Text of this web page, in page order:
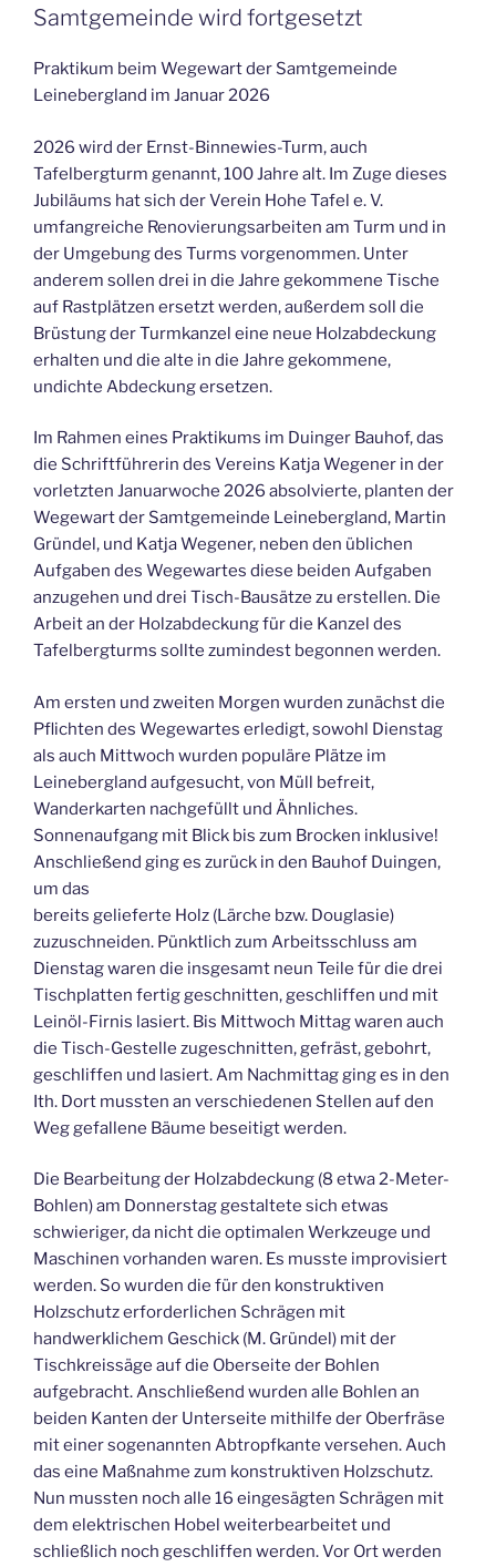
Samtgemeinde wird fortgesetzt
Praktikum beim Wegewart der Samtgemeinde
Leinebergland im Januar 2026
2026 wird der Ernst-Binnewies-Turm, auch
Tafelbergturm genannt, 100 Jahre alt. Im Zuge dieses
Jubiläums hat sich der Verein Hohe Tafel e. V.
umfangreiche Renovierungsarbeiten am Turm und in
der Umgebung des Turms vorgenommen. Unter
anderem sollen drei in die Jahre gekommene Tische
auf Rastplätzen ersetzt werden, außerdem soll die
Brüstung der Turmkanzel eine neue Holzabdeckung
erhalten und die alte in die Jahre gekommene,
undichte Abdeckung ersetzen.
Im Rahmen eines Praktikums im Duinger Bauhof, das
die Schriftführerin des Vereins Katja Wegener in der
vorletzten Januarwoche 2026 absolvierte, planten der
Wegewart der Samtgemeinde Leinebergland, Martin
Gründel, und Katja Wegener, neben den üblichen
Aufgaben des Wegewartes diese beiden Aufgaben
anzugehen und drei Tisch-Bausätze zu erstellen. Die
Arbeit an der Holzabdeckung für die Kanzel des
Tafelbergturms sollte zumindest begonnen werden.
Am ersten und zweiten Morgen wurden zunächst die
Pflichten des Wegewartes erledigt, sowohl Dienstag
als auch Mittwoch wurden populäre Plätze im
Leinebergland aufgesucht, von Müll befreit,
Wanderkarten nachgefüllt und Ähnliches.
Sonnenaufgang mit Blick bis zum Brocken inklusive!
Anschließend ging es zurück in den Bauhof Duingen,
um das
bereits gelieferte Holz (Lärche bzw. Douglasie)
zuzuschneiden. Pünktlich zum Arbeitsschluss am
Dienstag waren die insgesamt neun Teile für die drei
Tischplatten fertig geschnitten, geschliffen und mit
Leinöl-Firnis lasiert. Bis Mittwoch Mittag waren auch
die Tisch-Gestelle zugeschnitten, gefräst, gebohrt,
geschliffen und lasiert. Am Nachmittag ging es in den
Ith. Dort mussten an verschiedenen Stellen auf den
Weg gefallene Bäume beseitigt werden.
Die Bearbeitung der Holzabdeckung (8 etwa 2-Meter-
Bohlen) am Donnerstag gestaltete sich etwas
schwieriger, da nicht die optimalen Werkzeuge und
Maschinen vorhanden waren. Es musste improvisiert
werden. So wurden die für den konstruktiven
Holzschutz erforderlichen Schrägen mit
handwerklichem Geschick (M. Gründel) mit der
Tischkreissäge auf die Oberseite der Bohlen
aufgebracht. Anschließend wurden alle Bohlen an
beiden Kanten der Unterseite mithilfe der Oberfräse
mit einer sogenannten Abtropfkante versehen. Auch
das eine Maßnahme zum konstruktiven Holzschutz.
Nun mussten noch alle 16 eingesägten Schrägen mit
dem elektrischen Hobel weiterbearbeitet und
schließlich noch geschliffen werden. Vor Ort werden